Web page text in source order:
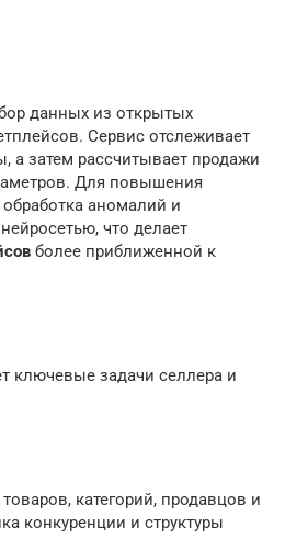
данных из открытых
Сервис отслеживает
а затем рассчитывает продажи
Для повышения
аномалий и
что делает
более приближенной к
ключевые задачи селлера и
категорий, продавцов и
конкуренции и структуры